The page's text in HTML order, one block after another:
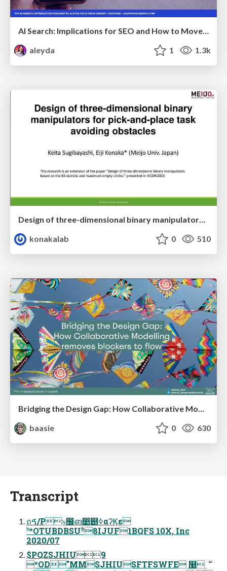
AI Search: Implications for SEO and How to Move Forward - #ShenzhenSEOConference
aleyda
1 1.3k
Design of three-dimensional binary manipulators for pick-and-place task avoiding obstacles (IECON2024)
konakalab
0 510
baasie
0 630
Transcript
ถࠃ/P৯඼ങ෺୅ߦαʔϏε
ʰ*OTUBDBSUʱ8IJUF1BQFS 10X, Inc
2020/07
$PQZSJHIU9
*OD"MMSJHIUSFTFSWFE ໨࣍ 